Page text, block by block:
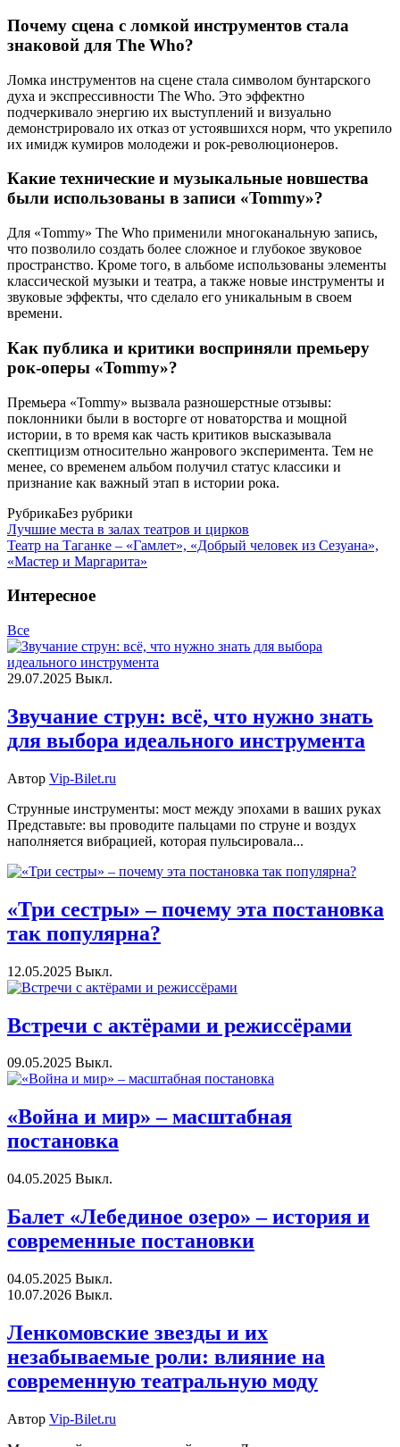
Почему сцена с ломкой инструментов стала
знаковой для The Who?
Ломка инструментов на сцене стала символом бунтарского
духа и экспрессивности The Who. Это эффектно
подчеркивало энергию их выступлений и визуально
демонстрировало их отказ от устоявшихся норм, что укрепило
их имидж кумиров молодежи и рок-революционеров.
Какие технические и музыкальные новшества
были использованы в записи «Tommy»?
Для «Tommy» The Who применили многоканальную запись,
что позволило создать более сложное и глубокое звуковое
пространство. Кроме того, в альбоме использованы элементы
классической музыки и театра, а также новые инструменты и
звуковые эффекты, что сделало его уникальным в своем
времени.
Как публика и критики восприняли премьеру
рок-оперы «Tommy»?
Премьера «Tommy» вызвала разношерстные отзывы:
поклонники были в восторге от новаторства и мощной
истории, в то время как часть критиков высказывала
скептицизм относительно жанрового эксперимента. Тем не
менее, со временем альбом получил статус классики и
признание как важный этап в истории рока.
РубрикаБез рубрики
Лучшие места в залах театров и цирков
Театр на Таганке – «Гамлет», «Добрый человек из Сезуана»,
«Мастер и Маргарита»
Интересное
Все
29.07.2025 Выкл.
Звучание струн: всё, что нужно знать
для выбора идеального инструмента
Автор Vip-Bilet.ru
Струнные инструменты: мост между эпохами в ваших руках
Представьте: вы проводите пальцами по струне и воздух
наполняется вибрацией, которая пульсировала...
«Три сестры» – почему эта постановка
так популярна?
12.05.2025 Выкл.
Встречи с актёрами и режиссёрами
09.05.2025 Выкл.
«Война и мир» – масштабная
постановка
04.05.2025 Выкл.
Балет «Лебединое озеро» – история и
современные постановки
04.05.2025 Выкл.
10.07.2026 Выкл.
Ленкомовские звезды и их
незабываемые роли: влияние на
современную театральную моду
Автор Vip-Bilet.ru